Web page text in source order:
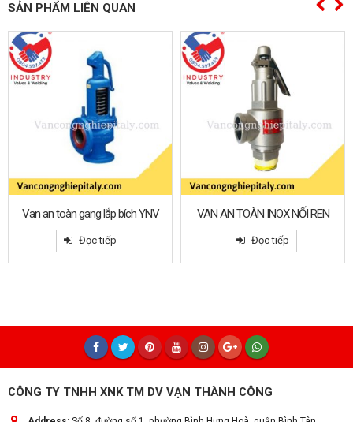
SẢN PHẨM LIÊN QUAN
Van an toàn gang lắp bích YNV
Đọc tiếp
VAN AN TOÀN INOX NỐI REN
Đọc tiếp
CÔNG TY TNHH XNK TM DV VẠN THÀNH CÔNG